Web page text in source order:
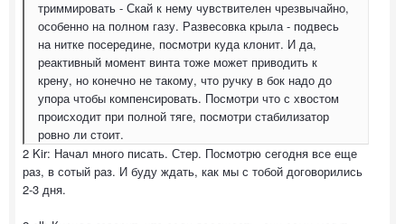
триммировать - Скай к нему чувствителен чрезвычайно,
особенно на полном газу. Развесовка крыла - подвесь
на нитке посередине, посмотри куда клонит. И да,
реактивный момент винта тоже может приводить к
крену, но конечно не такому, что ручку в бок надо до
упора чтобы компенсировать. Посмотри что с хвостом
происходит при полной тяге, посмотри стабилизатор
ровно ли стоит.
2 Kir: Начал много писать. Стер. Посмотрю сегодня все еще
раз, в сотый раз. И буду ждать, как мы с тобой договорились
2-3 дня.